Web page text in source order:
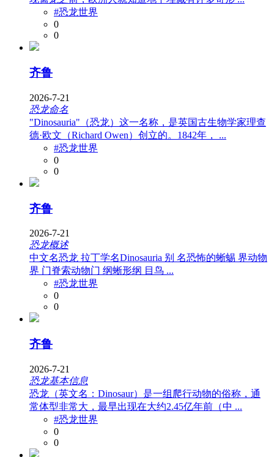
#恐龙世界
0
0
齐鲁
2026-7-21
恐龙命名
"Dinosauria"（恐龙）这一名称，是英国古生物学家理查
德·欧文（Richard Owen）创立的。1842年， ...
#恐龙世界
0
0
齐鲁
2026-7-21
恐龙概述
中文名恐龙 拉丁学名Dinosauria 别 名恐怖的蜥蜴 界动物
界 门脊索动物门 纲蜥形纲 目鸟 ...
#恐龙世界
0
0
齐鲁
2026-7-21
恐龙基本信息
恐龙（英文名：Dinosaur）是一组爬行动物的俗称，通
常体型非常大，最早出现在大约2.45亿年前（中 ...
#恐龙世界
0
0